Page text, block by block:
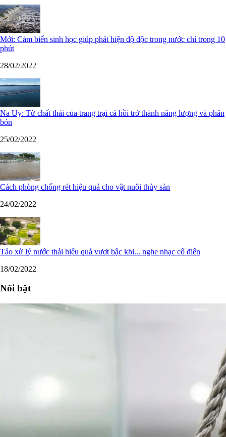
Mới: Cảm biến sinh học giúp phát hiện độ độc trong nước chỉ trong 10
phút
28/02/2022
Na Uy: Từ chất thải của trang trại cá hồi trở thành năng lượng và phân
bón
25/02/2022
Cách phòng chống rét hiệu quả cho vật nuôi thủy sản
24/02/2022
Tảo xử lý nước thải hiệu quả vượt bậc khi... nghe nhạc cổ điển
18/02/2022
Nổi bật